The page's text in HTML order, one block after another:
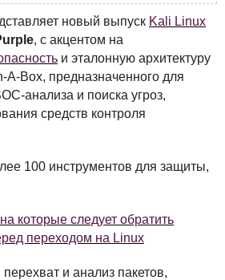
новый выпуск Kali Linux
, с акцентом на
и эталонную архитектуру
A-Box, предназначенного для
-анализа и поиска угроз,
средств контроля
100 инструментов для защиты,
которые следует обратить
переходом на Linux
и анализ пакетов,